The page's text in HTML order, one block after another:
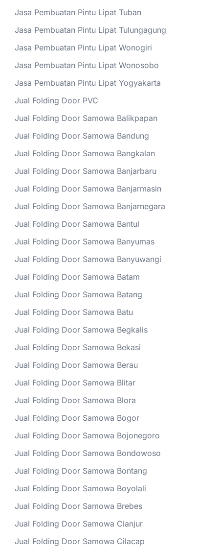
Jasa Pembuatan Pintu Lipat Tuban
Jasa Pembuatan Pintu Lipat Tulungagung
Jasa Pembuatan Pintu Lipat Wonogiri
Jasa Pembuatan Pintu Lipat Wonosobo
Jasa Pembuatan Pintu Lipat Yogyakarta
Jual Folding Door PVC
Jual Folding Door Samowa Balikpapan
Jual Folding Door Samowa Bandung
Jual Folding Door Samowa Bangkalan
Jual Folding Door Samowa Banjarbaru
Jual Folding Door Samowa Banjarmasin
Jual Folding Door Samowa Banjarnegara
Jual Folding Door Samowa Bantul
Jual Folding Door Samowa Banyumas
Jual Folding Door Samowa Banyuwangi
Jual Folding Door Samowa Batam
Jual Folding Door Samowa Batang
Jual Folding Door Samowa Batu
Jual Folding Door Samowa Begkalis
Jual Folding Door Samowa Bekasi
Jual Folding Door Samowa Berau
Jual Folding Door Samowa Blitar
Jual Folding Door Samowa Blora
Jual Folding Door Samowa Bogor
Jual Folding Door Samowa Bojonegoro
Jual Folding Door Samowa Bondowoso
Jual Folding Door Samowa Bontang
Jual Folding Door Samowa Boyolali
Jual Folding Door Samowa Brebes
Jual Folding Door Samowa Cianjur
Jual Folding Door Samowa Cilacap